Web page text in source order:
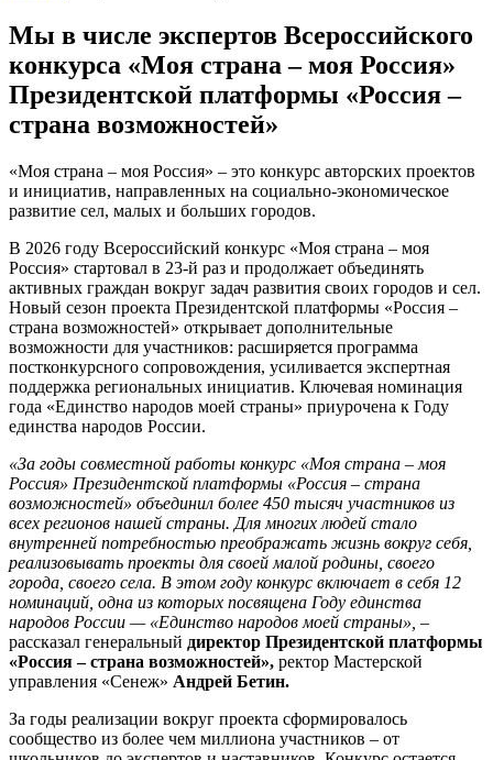
Мы в числе экспертов Всероссийского
конкурса «Моя страна – моя Россия»
Президентской платформы «Россия –
страна возможностей»
«Моя страна – моя Россия» – это конкурс авторских проектов
и инициатив, направленных на социально-экономическое
развитие сел, малых и больших городов.
В 2026 году Всероссийский конкурс «Моя страна – моя
Россия» стартовал в 23-й раз и продолжает объединять
активных граждан вокруг задач развития своих городов и сел.
Новый сезон проекта Президентской платформы «Россия –
страна возможностей» открывает дополнительные
возможности для участников: расширяется программа
постконкурсного сопровождения, усиливается экспертная
поддержка региональных инициатив. Ключевая номинация
года «Единство народов моей страны» приурочена к Году
единства народов России.
«За годы совместной работы конкурс «Моя страна – моя
Россия» Президентской платформы «Россия – страна
возможностей» объединил более 450 тысяч участников из
всех регионов нашей страны. Для многих людей стало
внутренней потребностью преображать жизнь вокруг себя,
реализовывать проекты для своей малой родины, своего
города, своего села. В этом году конкурс включает в себя 12
номинаций, одна из которых посвящена Году единства
народов России — «Единство народов моей страны», –
рассказал генеральный директор Президентской платформы
«Россия – страна возможностей», ректор Мастерской
управления «Сенеж» Андрей Бетин.
За годы реализации вокруг проекта сформировалось
сообщество из более чем миллиона участников – от